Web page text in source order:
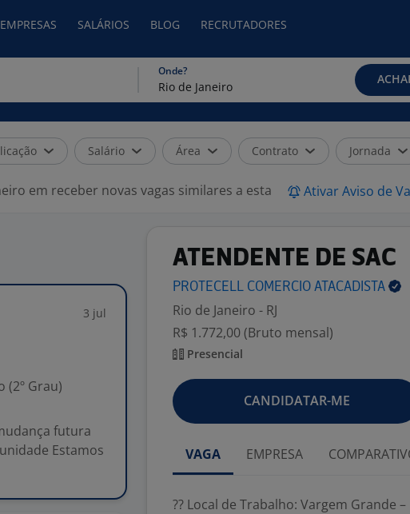
SALÁRIOS BLOG RECRUTADORES
Onde?
Salário Área Contrato Jornada
em receber novas vagas similares a esta Ativar Aviso de
3 jul
(2º Grau)
futura
Estamos
ATENDENTE DE SAC
PROTECELL COMERCIO ATACADISTA
Rio de Janeiro - RJ
R$ 1.772,00 (Bruto mensal)
Presencial
CANDIDATAR-ME
VAGA EMPRESA
?? Local de Trabalho: Vargem Grande –